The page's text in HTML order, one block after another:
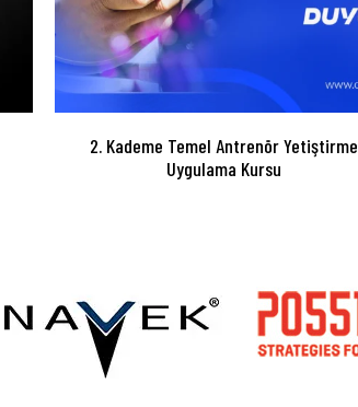
2. Kademe Temel Antrenör Yetiştirme
Uygulama Kursu